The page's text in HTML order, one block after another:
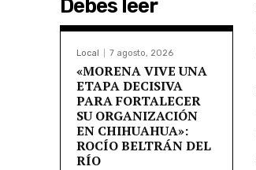
Debes leer
Local 7 agosto, 2026
«MORENA VIVE UNA
ETAPA DECISIVA
PARA FORTALECER
SU ORGANIZACIÓN
EN CHIHUAHUA»:
ROCÍO BELTRÁN DEL
RÍO